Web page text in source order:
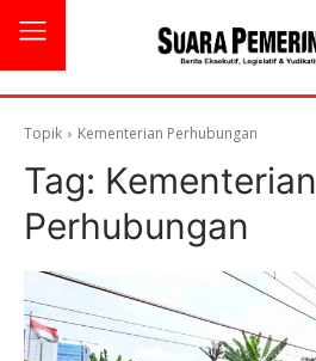
Topik Kementerian Perhubungan
Tag: Kementerian
Perhubungan